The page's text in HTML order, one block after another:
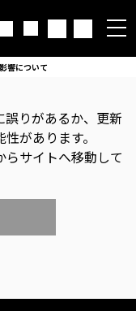
響について
誤りがあるか、更新
があります。
サイトへ移動して